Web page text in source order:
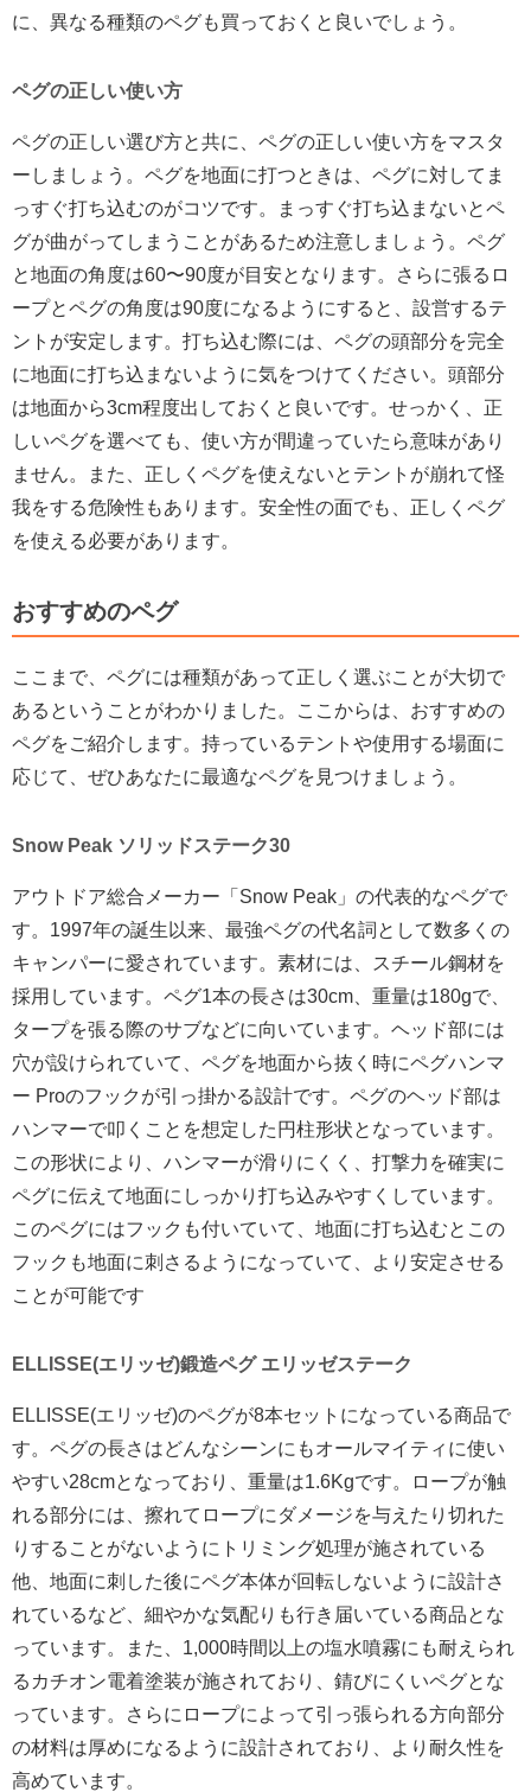
に、異なる種類のペグも買っておくと良いでしょう。
ペグの正しい使い方
ペグの正しい選び方と共に、ペグの正しい使い方をマスタ
ーしましょう。ペグを地面に打つときは、ペグに対してま
っすぐ打ち込むのがコツです。まっすぐ打ち込まないとペ
グが曲がってしまうことがあるため注意しましょう。ペグ
と地面の角度は60〜90度が目安となります。さらに張るロ
ープとペグの角度は90度になるようにすると、設営するテ
ントが安定します。打ち込む際には、ペグの頭部分を完全
に地面に打ち込まないように気をつけてください。頭部分
は地面から3cm程度出しておくと良いです。せっかく、正
しいペグを選べても、使い方が間違っていたら意味があり
ません。また、正しくペグを使えないとテントが崩れて怪
我をする危険性もあります。安全性の面でも、正しくペグ
を使える必要があります。
おすすめのペグ
ここまで、ペグには種類があって正しく選ぶことが大切で
あるということがわかりました。ここからは、おすすめの
ペグをご紹介します。持っているテントや使用する場面に
応じて、ぜひあなたに最適なペグを見つけましょう。
Snow Peak ソリッドステーク30
アウトドア総合メーカー「Snow Peak」の代表的なペグで
す。1997年の誕生以来、最強ペグの代名詞として数多くの
キャンパーに愛されています。素材には、スチール鋼材を
採用しています。ペグ1本の長さは30cm、重量は180gで、
タープを張る際のサブなどに向いています。ヘッド部には
穴が設けられていて、ペグを地面から抜く時にペグハンマ
ー Proのフックが引っ掛かる設計です。ペグのヘッド部は
ハンマーで叩くことを想定した円柱形状となっています。
この形状により、ハンマーが滑りにくく、打撃力を確実に
ペグに伝えて地面にしっかり打ち込みやすくしています。
このペグにはフックも付いていて、地面に打ち込むとこの
フックも地面に刺さるようになっていて、より安定させる
ことが可能です
ELLISSE(エリッゼ)鍛造ペグ エリッゼステーク
ELLISSE(エリッゼ)のペグが8本セットになっている商品で
す。ペグの長さはどんなシーンにもオールマイティに使い
やすい28cmとなっており、重量は1.6Kgです。ロープが触
れる部分には、擦れてロープにダメージを与えたり切れた
りすることがないようにトリミング処理が施されている
他、地面に刺した後にペグ本体が回転しないように設計さ
れているなど、細やかな気配りも行き届いている商品とな
っています。また、1,000時間以上の塩水噴霧にも耐えられ
るカチオン電着塗装が施されており、錆びにくいペグとな
っています。さらにロープによって引っ張られる方向部分
の材料は厚めになるように設計されており、より耐久性を
高めています。